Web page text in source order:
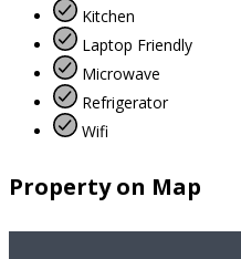
Kitchen
Laptop Friendly
Microwave
Refrigerator
Wifi
Property on Map